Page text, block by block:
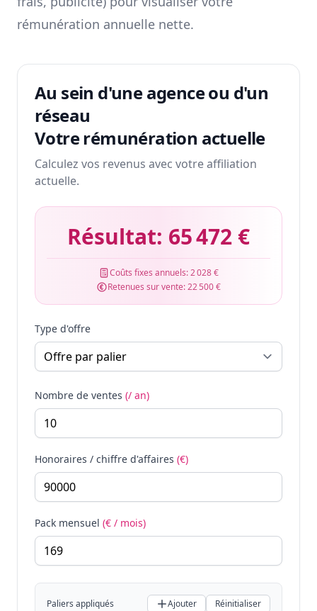
rémunération annuelle nette.
Au sein d'une agence ou d'un
réseau
Votre rémunération actuelle
Calculez vos revenus avec votre affiliation
actuelle.
Résultat: 65 472 €
Coûts fixes annuels:2 028 €
Retenues sur vente:22 500 €
Type d'offre
Nombre de ventes (/ an)
Honoraires / chiffre d'affaires (€)
Pack mensuel (€ / mois)
Paliers appliqués Ajouter Réinitialiser